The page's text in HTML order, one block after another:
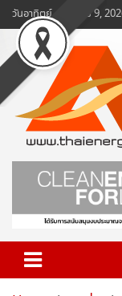
Skip
to
content
วันอาทิตย์, สิงหาคม 9,
ข่าวพลังงานและคมนา